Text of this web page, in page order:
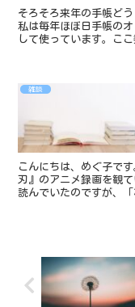
そろそろ来年の手帳ど
私は毎年ほぼ日手帳の
して使っています。こ
雑談
こんにちは、めぐ子で
刃』のアニメ録画を観
読んでいたのですが、